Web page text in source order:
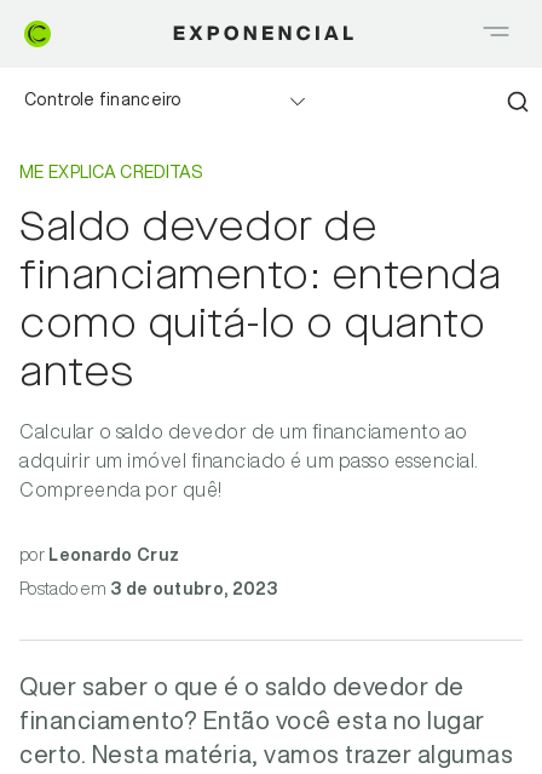
Controle financeiro
Realizando sonhos
Saia do Vermelho
Tudo sobre Crédito
Meu negócio
Home Me explica Creditas
ME EXPLICA CREDITAS
Saldo devedor de
financiamento: entenda
como quitá-lo o quanto
antes
Calcular o saldo devedor de um financiamento ao
adquirir um imóvel financiado é um passo essencial.
Compreenda por quê!
por Leonardo Cruz
Postado em 3 de outubro, 2023
Quer saber o que é o saldo devedor de
financiamento? Então você esta no lugar
certo. Nesta matéria, vamos trazer algumas